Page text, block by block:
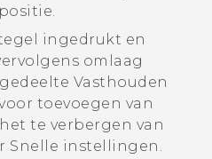
ingedrukt en
omlaag
Vasthouden
toevoegen van
te verbergen van
Snelle instellingen.